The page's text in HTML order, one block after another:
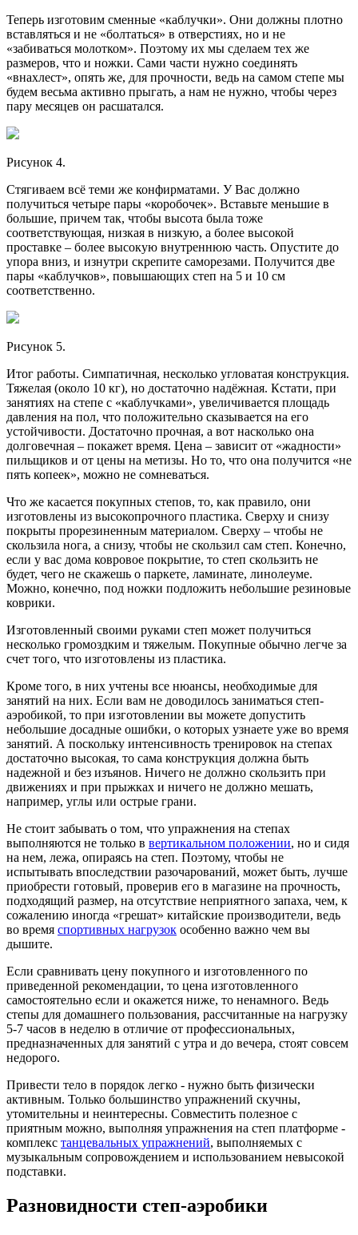
Теперь изготовим сменные «каблучки». Они должны плотно
вставляться и не «болтаться» в отверстиях, но и не
«забиваться молотком». Поэтому их мы сделаем тех же
размеров, что и ножки. Сами части нужно соединять
«внахлест», опять же, для прочности, ведь на самом степе мы
будем весьма активно прыгать, а нам не нужно, чтобы через
пару месяцев он расшатался.
Рисунок 4.
Стягиваем всё теми же конфирматами. У Вас должно
получиться четыре пары «коробочек». Вставьте меньшие в
большие, причем так, чтобы высота была тоже
соответствующая, низкая в низкую, а более высокой
проставке – более высокую внутреннюю часть. Опустите до
упора вниз, и изнутри скрепите саморезами. Получится две
пары «каблучков», повышающих степ на 5 и 10 см
соответственно.
Рисунок 5.
Итог работы. Симпатичная, несколько угловатая конструкция.
Тяжелая (около 10 кг), но достаточно надёжная. Кстати, при
занятиях на степе с «каблучками», увеличивается площадь
давления на пол, что положительно сказывается на его
устойчивости. Достаточно прочная, а вот насколько она
долговечная – покажет время. Цена – зависит от «жадности»
пильщиков и от цены на метизы. Но то, что она получится «не
пять копеек», можно не сомневаться.
Что же касается покупных степов, то, как правило, они
изготовлены из высокопрочного пластика. Сверху и снизу
покрыты прорезиненным материалом. Сверху – чтобы не
скользила нога, а снизу, чтобы не скользил сам степ. Конечно,
если у вас дома ковровое покрытие, то степ скользить не
будет, чего не скажешь о паркете, ламинате, линолеуме.
Можно, конечно, под ножки подложить небольшие резиновые
коврики.
Изготовленный своими руками степ может получиться
несколько громоздким и тяжелым. Покупные обычно легче за
счет того, что изготовлены из пластика.
Кроме того, в них учтены все нюансы, необходимые для
занятий на них. Если вам не доводилось заниматься степ-
аэробикой, то при изготовлении вы можете допустить
небольшие досадные ошибки, о которых узнаете уже во время
занятий. А поскольку интенсивность тренировок на степах
достаточно высокая, то сама конструкция должна быть
надежной и без изъянов. Ничего не должно скользить при
движениях и при прыжках и ничего не должно мешать,
например, углы или острые грани.
Не стоит забывать о том, что упражнения на степах
выполняются не только в вертикальном положении, но и сидя
на нем, лежа, опираясь на степ. Поэтому, чтобы не
испытывать впоследствии разочарований, может быть, лучше
приобрести готовый, проверив его в магазине на прочность,
подходящий размер, на отсутствие неприятного запаха, чем, к
сожалению иногда «грешат» китайские производители, ведь
во время спортивных нагрузок особенно важно чем вы
дышите.
Если сравнивать цену покупного и изготовленного по
приведенной рекомендации, то цена изготовленного
самостоятельно если и окажется ниже, то ненамного. Ведь
степы для домашнего пользования, рассчитанные на нагрузку
5-7 часов в неделю в отличие от профессиональных,
предназначенных для занятий с утра и до вечера, стоят совсем
недорого.
Привести тело в порядок легко - нужно быть физически
активным. Только большинство упражнений скучны,
утомительны и неинтересны. Совместить полезное с
приятным можно, выполняя упражнения на степ платформе -
комплекс танцевальных упражнений, выполняемых с
музыкальным сопровождением и использованием невысокой
подставки.
Разновидности степ-аэробики